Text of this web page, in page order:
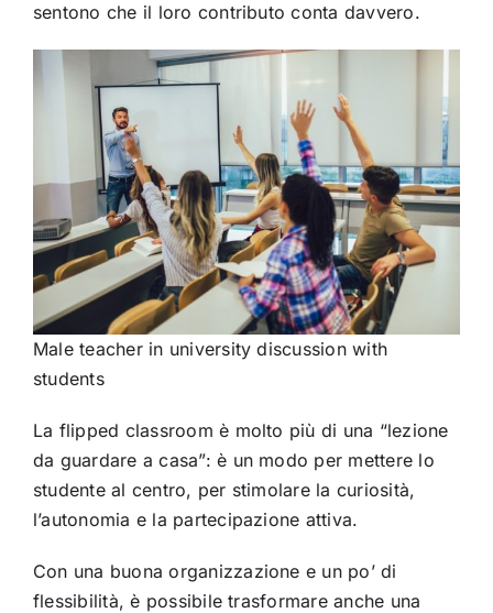
sentono che il loro contributo conta davvero.
Male teacher in university discussion with
students
La flipped classroom è molto più di una “lezione
da guardare a casa”: è un modo per mettere lo
studente al centro, per stimolare la curiosità,
l’autonomia e la partecipazione attiva.
Con una buona organizzazione e un po’ di
flessibilità, è possibile trasformare anche una